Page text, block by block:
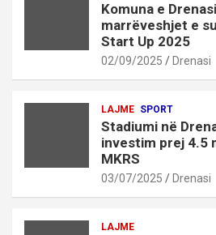
Komuna e
marrëveshjet e
Start Up 2025
02/09/2025 Drenasi
LAJME SPORT
Stadiumi në
investim prej 4.5
MKRS
03/07/2025 Drenasi
LAJME